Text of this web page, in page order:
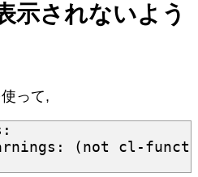
示されないよう
って,
(not cl-